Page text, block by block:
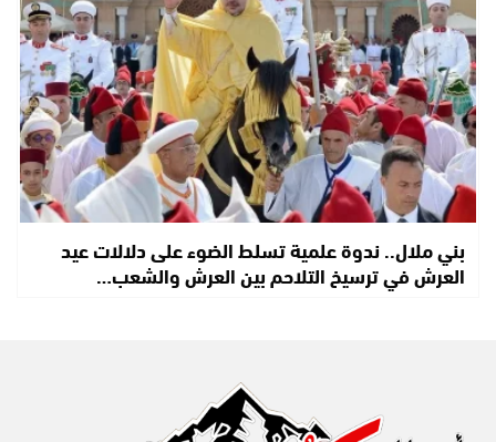
بني ملال.. ندوة علمية تسلط الضوء على دلالات عيد
العرش في ترسيخ التلاحم بين العرش والشعب…